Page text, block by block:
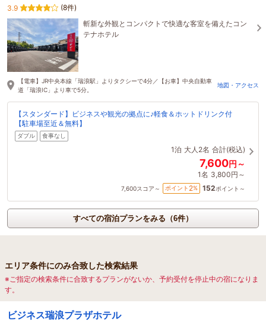
3.9
(8件)
斬新な外観とコンパクトで快適な客室を備えたコン
テナホテル
【電車】JR中央本線「瑞浪駅」よりタクシーで4分／【お車】中央自動車
道「瑞浪IC」より車で5分。
地図・アクセス
【スタンダード】ビジネスや観光の拠点に♪軽食＆ホットドリンク付
【駐車場至近＆無料】
ダブル 食事なし
1泊 大人2名 合計(税込)
7,600円～
1名 3,800円～
7,600スコア～ ポイント 2% 152ポイント～
すべての宿泊プランをみる（6件）
エリア条件にのみ合致した検索結果
※ご指定の検索条件に合致するプランがないか、予約受付を停止中の宿になりま
す。
ビジネス瑞浪プラザホテル